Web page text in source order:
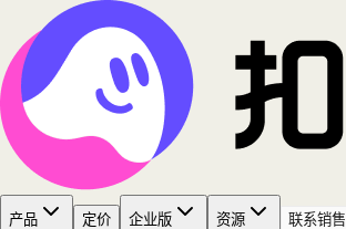
产品 定价 企业版 资源
联系销售